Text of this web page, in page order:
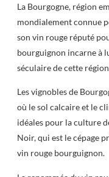
La Bourgogne, région
mondialement connue
son vin rouge réputé
bourguignon incarne à
séculaire de cette
Les vignobles de
où le sol calcaire et le
idéales pour la culture
Noir, qui est le cépage
vin rouge bourguignon.